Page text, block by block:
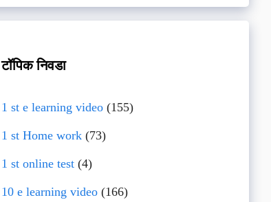
टॉपिक निवडा
1 st e learning video(155)
1 st Home work(73)
1 st online test(4)
10 e learning video(166)